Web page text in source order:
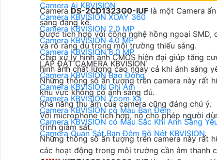
Camera Ai KBVISION
Camera KBVISION XOAY 360
Camera KBVISION 2.0 MP
Camera KBVISION 4.0 MP
Camera KBVISION 8.0 MP
LẮP ĐẶT CAMERA KBVISION
Camera KBVISION Báo Động
Camera KBVISION Ghi Âm
Camera KBVISION Zoom Xa
Camera KBVISION có Màu Ban Đêm
Camera KBVISION có Màu Sắc Khi Ánh Sáng
Camera Quan Sát Ban Đêm Rõ Nét KBVISION
Camera DS-2CD1323G0-IUF là một Camera
sáng đáng kể.
Được tích hợp với công nghệ hồng ngoại SMD,
và rõ ràng dù trong môi trường thiếu sáng.
Chip xử lý hình ảnh CMOS hiện đại giúp tăng
hình ảnh chất lượng cao ngay cả khi ánh sáng
Những thông số ấn tượng trên camera này rất
khu vực không có ánh sáng đủ.
Khả năng thu âm của camera cũng đáng chú ý.
Với microphone tích hợp, nó cho phép người
trình giám sát.
Những thông số ấn tượng trên camera này rất
các hoạt động trong môi trường cần âm thanh